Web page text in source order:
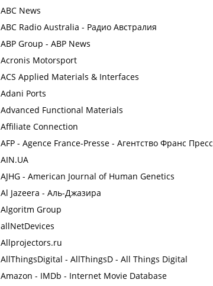
ABC News
ABC Radio Australia - Радио Австралия
ABP Group - ABP News
Acronis Motorsport
ACS Applied Materials & Interfaces
Adani Ports
Advanced Functional Materials
Affiliate Connection
AFP - Agence France-Presse - Агентство Франс Пресс
AIN.UA
AJHG - American Journal of Human Genetics
Al Jazeera - Аль-Джазира
Algoritm Group
allNetDevices
Allprojectors.ru
AllThingsDigital - AllThingsD - All Things Digital
Amazon - IMDb - Internet Movie Database